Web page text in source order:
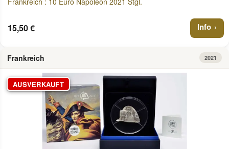
15,50 € Info
Frankreich 2021
AUSVERKAUFT